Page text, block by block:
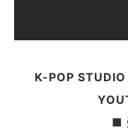
K-POP
■